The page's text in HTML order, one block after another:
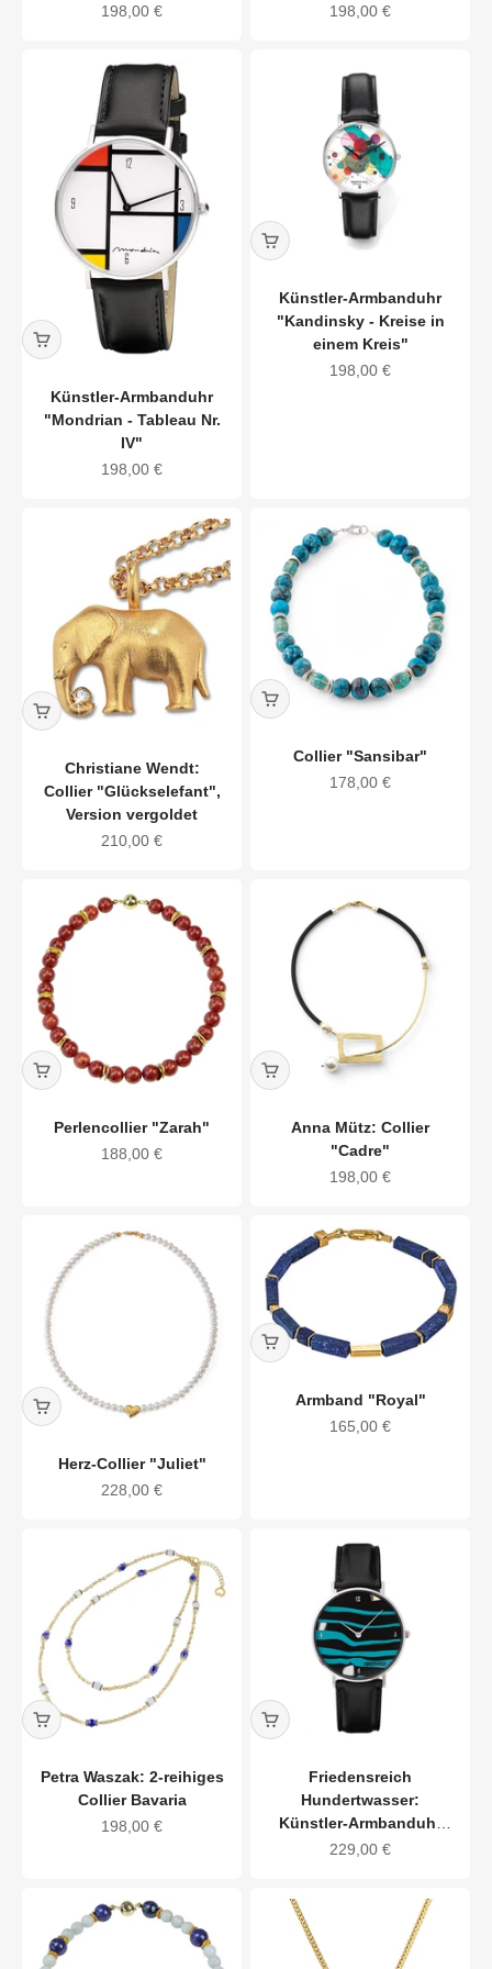
Angebot
198,00 € Angebot
198,00 €
Künstler-Armbanduhr
"Mondrian - Tableau Nr.
IV"
Angebot
198,00 €
Künstler-Armbanduhr
"Kandinsky - Kreise in
einem Kreis"
Angebot
198,00 €
Christiane Wendt:
Collier "Glückselefant",
Version vergoldet
Angebot
210,00 €
Collier "Sansibar"
Angebot
178,00 €
Perlencollier "Zarah"
Angebot
188,00 €
Anna Mütz: Collier
"Cadre"
Angebot
198,00 €
Herz-Collier "Juliet"
Angebot
228,00 €
Armband "Royal"
Angebot
165,00 €
Petra Waszak: 2-reihiges
Collier Bavaria
Angebot
198,00 €
Friedensreich
Hundertwasser:
Künstler-Armbanduhr
"Alles fließt"
Angebot
229,00 €